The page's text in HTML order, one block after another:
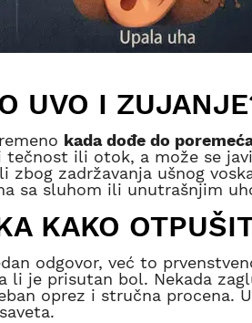
UVO I
kada dođe do
tečnost ili otok, a može se
zbog zadržavanja ušnog
sa sluhom ili unutrašnjim
KAKO
odgovor, već to
je prisutan bol. Nekada
oprez i stručna procena.